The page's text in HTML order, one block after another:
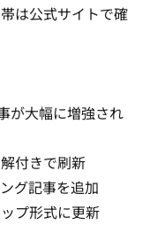
は公式サイトで確
が大幅に増強され
付きで刷新
グ記事を追加
プ形式に更新